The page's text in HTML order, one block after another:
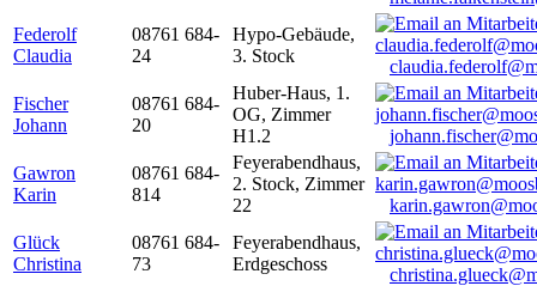
Federolf
Claudia
08761 684-
24
Hypo-Gebäude,
3. Stock
Fischer
Johann
08761 684-
20
Huber-Haus, 1.
OG, Zimmer
H1.2
Gawron
Karin
08761 684-
814
Feyerabendhaus,
2. Stock, Zimmer
22
Glück
Christina
08761 684-
73
Feyerabendhaus,
Erdgeschoss